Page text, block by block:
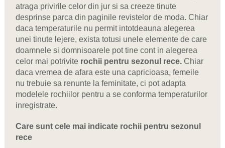
atraga privirile celor din jur si sa creeze tinute
desprinse parca din paginile revistelor de moda. Chiar
daca temperaturile nu permit intotdeauna alegerea
unei tinute lejere, exista totusi unele elemente de care
doamnele si domnisoarele pot tine cont in alegerea
celor mai potrivite rochii pentru sezonul rece. Chiar
daca vremea de afara este una capricioasa, femeile
nu trebuie sa renunte la feminitate, ci pot adapta
modelele rochiilor pentru a se conforma temperaturilor
inregistrate.
Care sunt cele mai indicate rochii pentru sezonul
rece